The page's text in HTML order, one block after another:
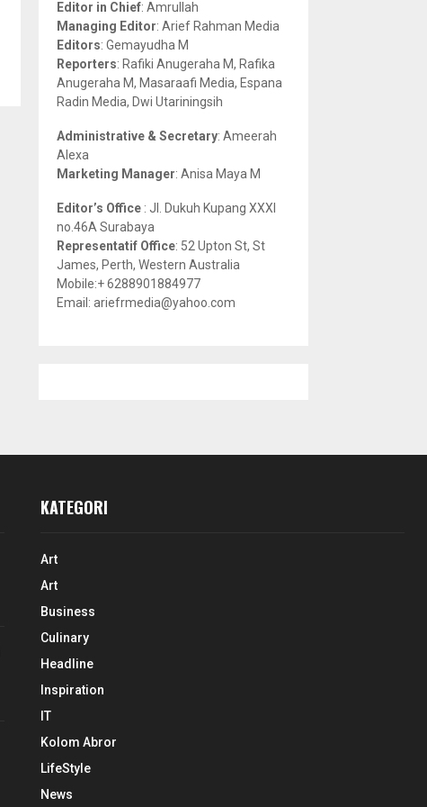
r
:
R
H
Editor in Chief: Amrullah
Managing Editor: Arief Rahman Media
Editors: Gemayudha M
Reporters: Rafiki Anugeraha M, Rafika
Anugeraha M, Masaraafi Media, Espana
Radin Media, Dwi Utariningsih
Administrative & Secretary: Ameerah
Alexa
Marketing Manager: Anisa Maya M
Editor’s Office : Jl. Dukuh Kupang XXXI
no.46A Surabaya
Representatif Office: 52 Upton St, St
James, Perth, Western Australia
Mobile:+ 6288901884977
Email: ariefrmedia@yahoo.com
KATEGORI
Art
Art
Business
Culinary
Headline
Inspiration
IT
Kolom Abror
LifeStyle
News